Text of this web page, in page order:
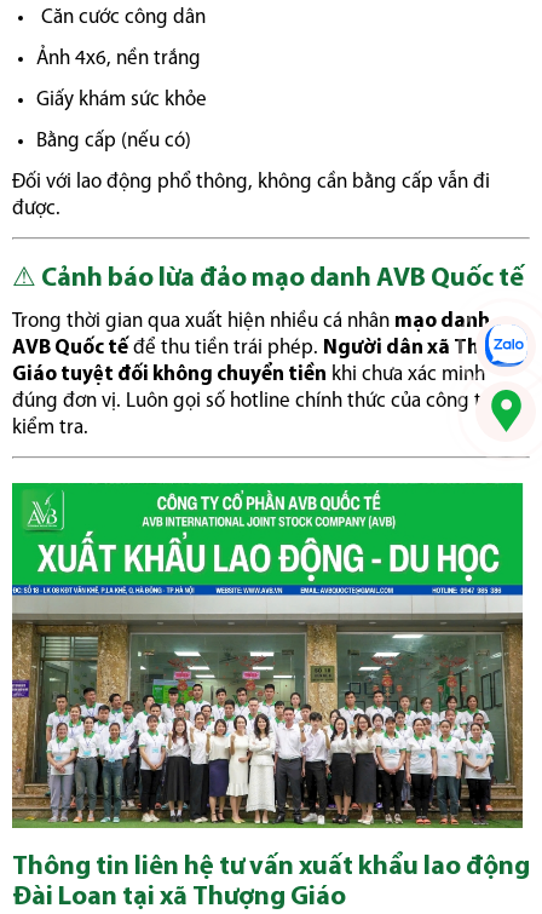
Căn cước công dân
Ảnh 4x6, nền trắng
Giấy khám sức khỏe
Bằng cấp (nếu có)
Đối với lao động phổ thông, không cần bằng cấp vẫn đi
được.
⚠️ Cảnh báo lừa đảo mạo danh AVB Quốc tế
Trong thời gian qua xuất hiện nhiều cá nhân mạo danh
AVB Quốc tế để thu tiền trái phép. Người dân xã Thượng
Giáo tuyệt đối không chuyển tiền khi chưa xác minh
đúng đơn vị. Luôn gọi số hotline chính thức của công ty để
kiểm tra.
Thông tin liên hệ tư vấn xuất khẩu lao động
Đài Loan tại xã Thượng Giáo